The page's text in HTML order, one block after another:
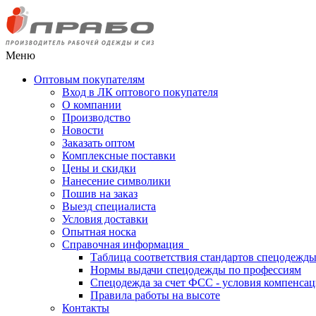
Меню
Оптовым покупателям
Вход в ЛК оптового покупателя
О компании
Производство
Новости
Заказать оптом
Комплексные поставки
Цены и скидки
Нанесение символики
Пошив на заказ
Выезд специалиста
Условия доставки
Опытная носка
Справочная информация
Таблица соответствия стандартов спецодежды
Нормы выдачи спецодежды по профессиям
Спецодежда за счет ФСС - условия
Правила работы на высоте
Контакты